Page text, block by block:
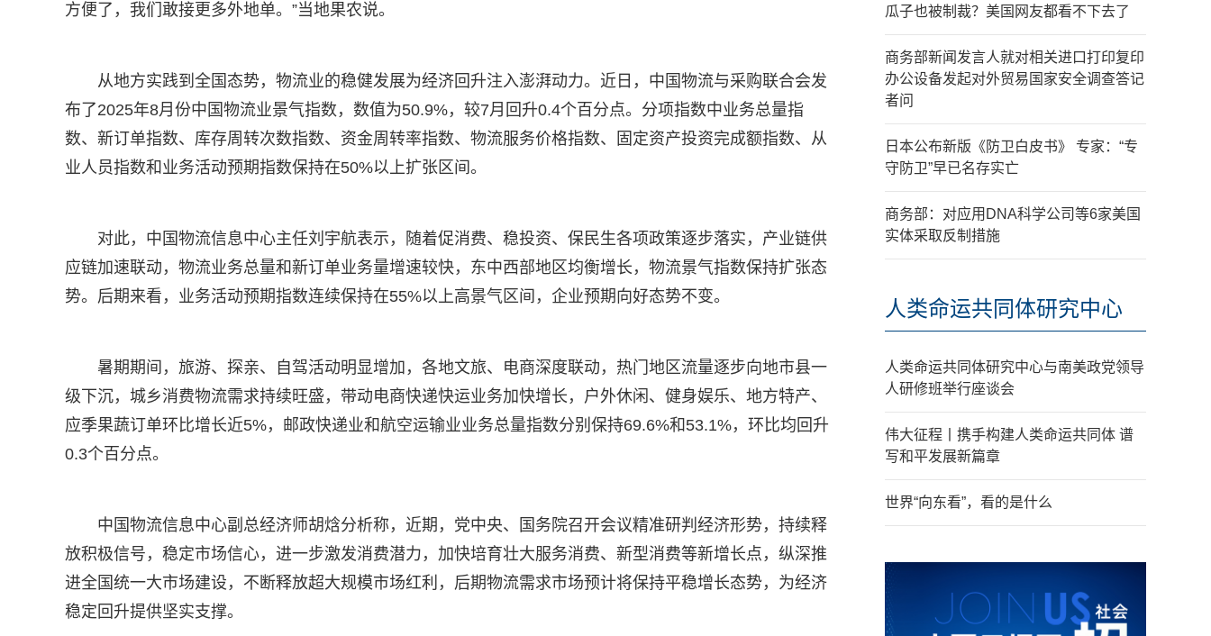
方便了，我们敢接更多外地单。”当地果农说。
从地方实践到全国态势，物流业的稳健发展为经济回升注入澎湃动力。近日，中国物流与采购联合会发
布了2025年8月份中国物流业景气指数，数值为50.9%，较7月回升0.4个百分点。分项指数中业务总量指
数、新订单指数、库存周转次数指数、资金周转率指数、物流服务价格指数、固定资产投资完成额指数、从
业人员指数和业务活动预期指数保持在50%以上扩张区间。
对此，中国物流信息中心主任刘宇航表示，随着促消费、稳投资、保民生各项政策逐步落实，产业链供
应链加速联动，物流业务总量和新订单业务量增速较快，东中西部地区均衡增长，物流景气指数保持扩张态
势。后期来看，业务活动预期指数连续保持在55%以上高景气区间，企业预期向好态势不变。
暑期期间，旅游、探亲、自驾活动明显增加，各地文旅、电商深度联动，热门地区流量逐步向地市县一
级下沉，城乡消费物流需求持续旺盛，带动电商快递快运业务加快增长，户外休闲、健身娱乐、地方特产、
应季果蔬订单环比增长近5%，邮政快递业和航空运输业业务总量指数分别保持69.6%和53.1%，环比均回升
0.3个百分点。
中国物流信息中心副总经济师胡焓分析称，近期，党中央、国务院召开会议精准研判经济形势，持续释
放积极信号，稳定市场信心，进一步激发消费潜力，加快培育壮大服务消费、新型消费等新增长点，纵深推
进全国统一大市场建设，不断释放超大规模市场红利，后期物流需求市场预计将保持平稳增长态势，为经济
稳定回升提供坚实支撑。
瓜子也被制裁？美国网友都看不下去了
商务部新闻发言人就对相关进口打印复印
办公设备发起对外贸易国家安全调查答记
者问
日本公布新版《防卫白皮书》 专家：“专
守防卫”早已名存实亡
商务部：对应用DNA科学公司等6家美国
实体采取反制措施
人类命运共同体研究中心
人类命运共同体研究中心与南美政党领导
人研修班举行座谈会
伟大征程丨携手构建人类命运共同体 谱
写和平发展新篇章
世界“向东看”，看的是什么